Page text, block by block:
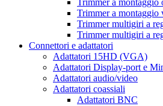
Trimmer a montaggio
Trimmer multigiri a
Trimmer multigiri a
Connettori e adattatori
Adattatori 15HD (VGA)
Adattatori Display-port e
Adattatori audio/video
Adattatori coassiali
Adattatori BNC